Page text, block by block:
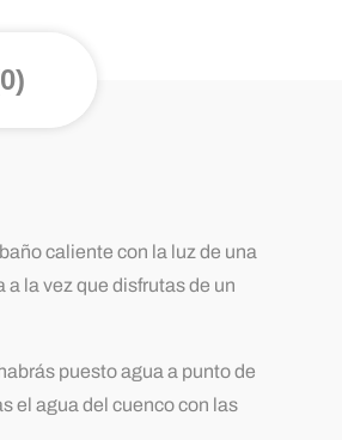
caliente con la luz de una
la vez que disfrutas de un
puesto agua a punto de
el agua del cuenco con las